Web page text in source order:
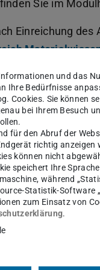
Sie im
Einreichung des
in anderen
konkreten
Wahlbereich
Studiengängen.
Studienwahl eine
und das
Ihre Bedürfnisse
Cookies. Sie können
bei Ihrem Besuch
für den Abruf der
richtig anzeigen
können nicht
speichert Ihre
während
Statistik-Software
zum Einsatz von
.